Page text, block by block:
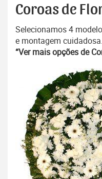
Coroas de
Selecionamos 4
e montagem
“Ver mais opções de